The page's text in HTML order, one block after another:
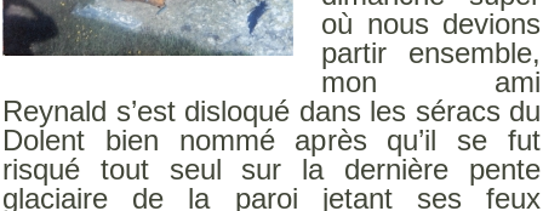
où nous devions
partir ensemble,
mon ami
Reynald s’est disloqué dans les séracs du
Dolent bien nommé après qu’il se fut
risqué tout seul sur la dernière pente
glaciaire de la paroi jetant ses feux